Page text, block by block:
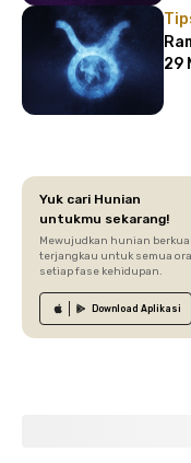
29
Yuk cari Hunian
untukmu sekarang!
Mewujudkan hunian
terjangkau untuk semua
setiap fase kehidupan.
Download Aplikasi